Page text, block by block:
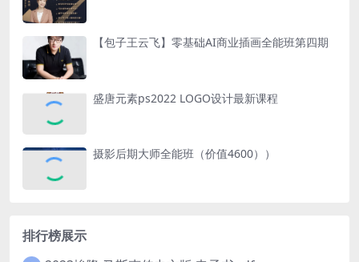
【包子王云飞】零基础AI商业插画全能班第四期
盛唐元素ps2022 LOGO设计最新课程
摄影后期大师全能班（价值4600））
排行榜展示